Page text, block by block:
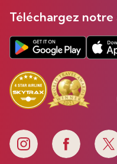
Téléchargez